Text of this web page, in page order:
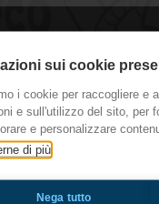
#Toscanella
ragazzi, eccoci
ma a
https://
sui cookie
i cookie per raccogliere e
e sull'utilizzo del sito, per
e personalizzare
di più
Nega tutto